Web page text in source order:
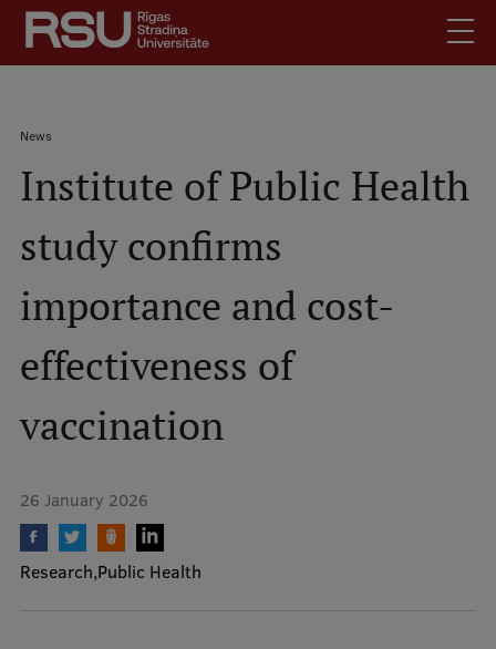
Skip
main
content
SearchMobile
augšējā
izvēlne
Meet Us
Students
For Staff
Library
Contacts
Jobs
Mobile
Study Here
Breadcrumb
News
Institute of Public Health
study confirms
importance and cost-
effectiveness of
vaccination
26 January 2026
Research Public Health